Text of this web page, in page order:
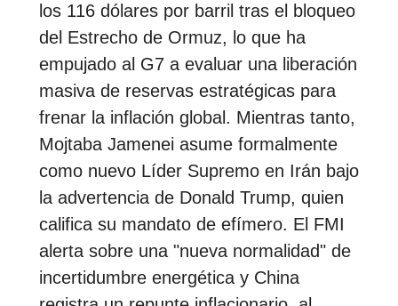
los 116 dólares por barril tras el bloqueo
del Estrecho de Ormuz, lo que ha
empujado al G7 a evaluar una liberación
masiva de reservas estratégicas para
frenar la inflación global. Mientras tanto,
Mojtaba Jamenei asume formalmente
como nuevo Líder Supremo en Irán bajo
la advertencia de Donald Trump, quien
califica su mandato de efímero. El FMI
alerta sobre una "nueva normalidad" de
incertidumbre energética y China